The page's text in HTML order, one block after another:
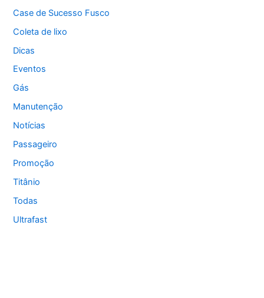
Case de Sucesso Fusco
Coleta de lixo
Dicas
Eventos
Gás
Manutenção
Notícias
Passageiro
Promoção
Titânio
Todas
Ultrafast